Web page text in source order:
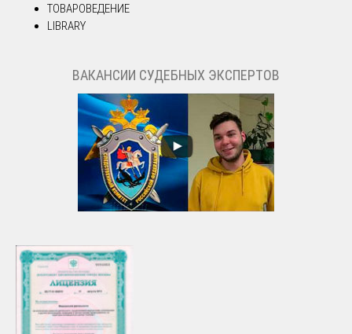
ТОВАРОВЕДЕНИЕ
LIBRARY
ВАКАНСИИ СУДЕБНЫХ ЭКСПЕРТОВ